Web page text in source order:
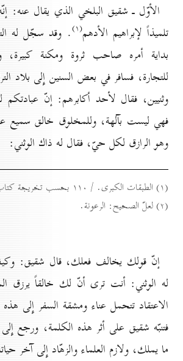
الأوّل ـ شقيق البلخي الذي يقال عنه:
تلميذاً لإبراهيم الأدهم(۱) . وقد سجّل له
بداية أمره صاحب ثروة ومكنة كبيرة،
للتجارة، فسافر في بعض السنين إِلى بلاد
وثنيين، فقال لأحد أكابرهم: إنّ عبادتكم
فهي ليست بآلهة، وللمخلوق خالق سميع
وهو الرازق لكل حيّ، فقال له ذاك الوثني:
(۱) الطبقات الكبرى. / ۱۱٠ بحسب تخريجة كتاب الغدير ۱۱. ۱۷۱.
(۲) لعلّ الصحيح: الرعونة.
إنّ قولك يخالف فعلك، قال شقيق:
له الوثني: أنت ترى أنّ لك خالقاً يرزق
الاعتقاد تتحمل عناء ومشقة السفر إِلى
فتنبّه شقيق على أثر هذه الكلمة، ورجع
ما يملك، ولازم العلماء والزهّاد إِلى آخر